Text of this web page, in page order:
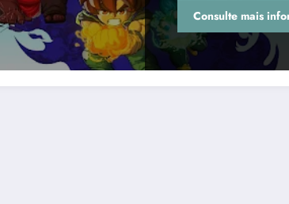
Consulte mais